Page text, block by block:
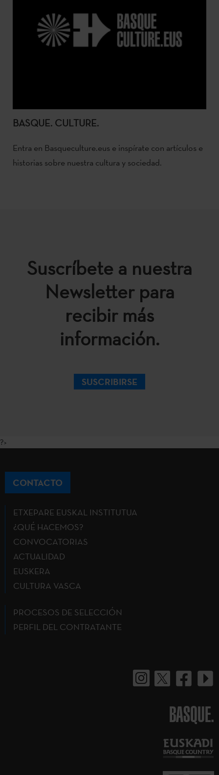
BASQUE. CULTURE.
Entra en Basqueculture.eus e inspírate con artículos e
historias sobre nuestra cultura y sociedad.
Suscríbete a nuestra
Newsletter para
recibir más
información.
SUSCRIBIRSE
?>
CONTACTO
ETXEPARE EUSKAL INSTITUTUA
¿QUÉ HACEMOS?
CONVOCATORIAS
ACTUALIDAD
EUSKERA
CULTURA VASCA
PROCESOS DE SELECCIÓN
PERFIL DEL CONTRATANTE
BASQUE.